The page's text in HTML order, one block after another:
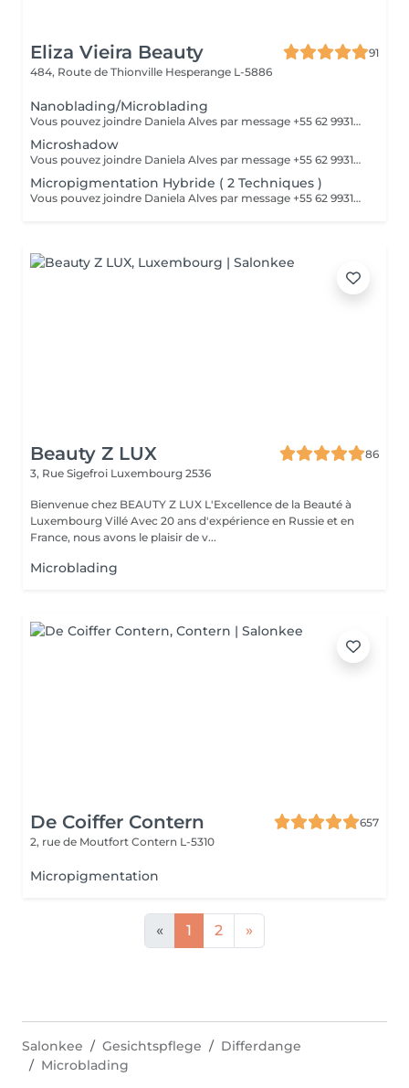
Eliza Vieira Beauty
91
484, Route de Thionville Hesperange L-5886
Nanoblading/Microblading
Vous pouvez joindre Daniela Alves par message +55 62 99310-0348 ou par téléphone 661898866
Microshadow
Vous pouvez joindre Daniela Alves par message +55 62 99310-0348 ou par téléphone 661898866
Micropigmentation Hybride ( 2 Techniques )
Vous pouvez joindre Daniela Alves par message +55 62 99310-0348 ou par téléphone 661898866
Beauty Z LUX
86
3, Rue Sigefroi Luxembourg 2536
Bienvenue chez BEAUTY Z LUX L'Excellence de la Beauté à
Luxembourg Villé Avec 20 ans d'expérience en Russie et en
France, nous avons le plaisir de v...
Microblading
De Coiffer Contern
657
2, rue de Moutfort Contern L-5310
Micropigmentation
« 1 2 »
Salonkee Gesichtspflege
Differdange
Microblading